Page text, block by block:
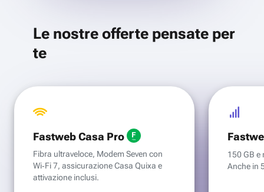
Le nostre offerte pensate per
te
Fastweb Casa Pro
Fibra ultraveloce, Modem Seven con
Wi‑Fi 7, assicurazione Casa Quixa e
attivazione inclusi.
150 GB e
Anche in